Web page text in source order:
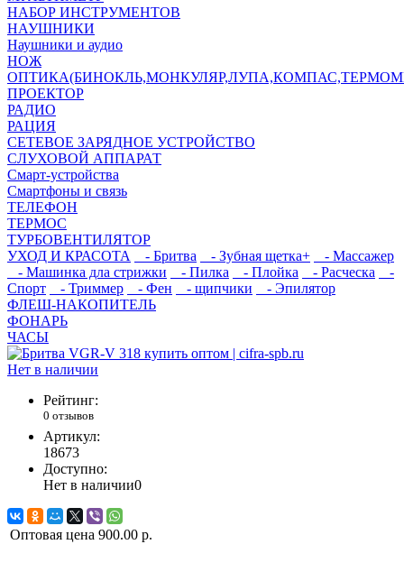
НАБОР ИНСТРУМЕНТОВ
НАУШНИКИ
Наушники и аудио
НОЖ
ПРОЕКТОР
РАДИО
РАЦИЯ
СЕТЕВОЕ ЗАРЯДНОЕ УСТРОЙСТВО
СЛУХОВОЙ АППАРАТ
Смарт-устройства
Смартфоны и связь
ТЕЛЕФОН
ТЕРМОС
ТУРБОВЕНТИЛЯТОР
УХОД И КРАСОТА
- Бритва - Зубная щетка+
- Массажер
- Машинка дла стрижки
- Пилка - Плойка - Расческа
-
Спорт
- Триммер - Фен - щипчики
- Эпилятор
ФЛЕШ-НАКОПИТЕЛЬ
ФОНАРЬ
ЧАСЫ
Нет в наличии
Рейтинг:
0 отзывов
Артикул:
18673
Доступно:
Нет в наличии0
Оптовая цена 900.00 р.